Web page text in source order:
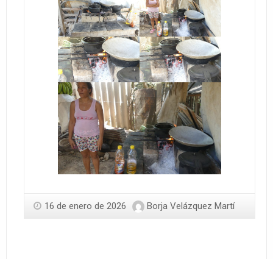
16 de enero de 2026 Borja Velázquez Martí